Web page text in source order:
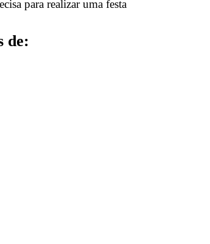
para realizar uma festa
de: